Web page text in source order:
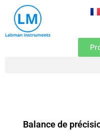
contenu
Balance de